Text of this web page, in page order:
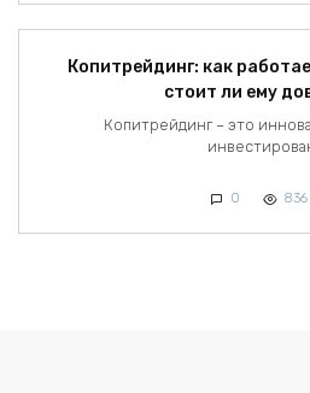
Копитрейдинг: как
стоит ли ему
Копитрейдинг – это
0 836